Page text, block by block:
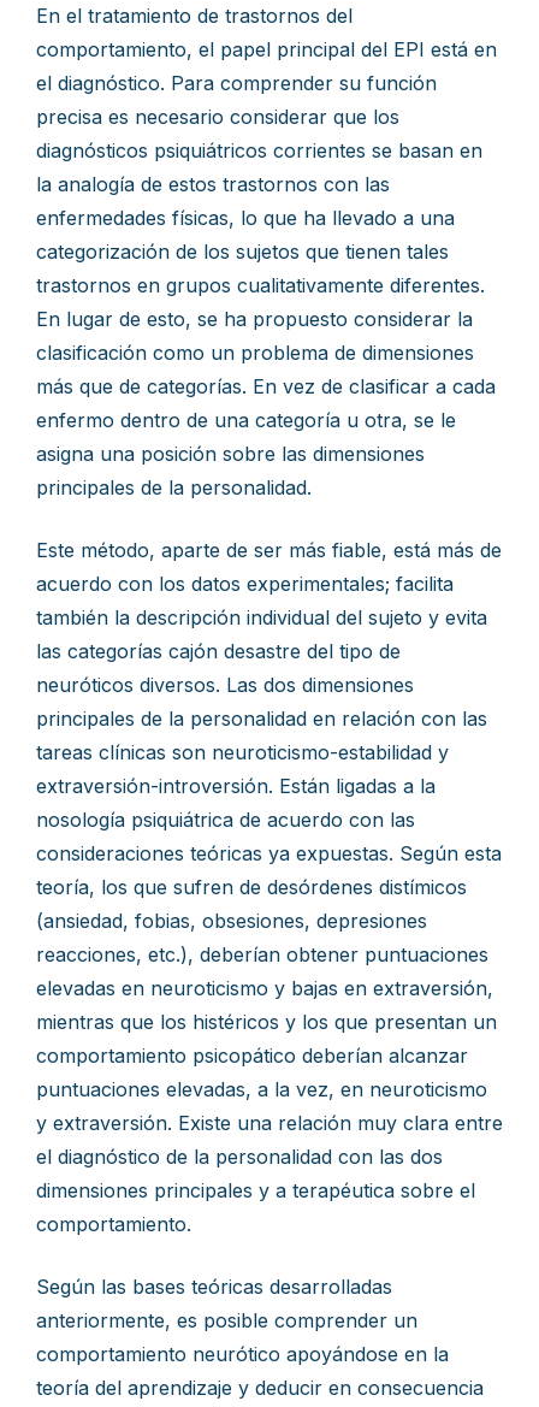
En el tratamiento de trastornos del
comportamiento, el papel principal del EPI está en
el diagnóstico. Para comprender su función
precisa es necesario considerar que los
diagnósticos psiquiátricos corrientes se basan en
la analogía de estos trastornos con las
enfermedades físicas, lo que ha llevado a una
categorización de los sujetos que tienen tales
trastornos en grupos cualitativamente diferentes.
En lugar de esto, se ha propuesto considerar la
clasificación como un problema de dimensiones
más que de categorías. En vez de clasificar a cada
enfermo dentro de una categoría u otra, se le
asigna una posición sobre las dimensiones
principales de la personalidad.
Este método, aparte de ser más fiable, está más de
acuerdo con los datos experimentales; facilita
también la descripción individual del sujeto y evita
las categorías cajón desastre del tipo de
neuróticos diversos. Las dos dimensiones
principales de la personalidad en relación con las
tareas clínicas son neuroticismo-estabilidad y
extraversión-introversión. Están ligadas a la
nosología psiquiátrica de acuerdo con las
consideraciones teóricas ya expuestas. Según esta
teoría, los que sufren de desórdenes distímicos
(ansiedad, fobias, obsesiones, depresiones
reacciones, etc.), deberían obtener puntuaciones
elevadas en neuroticismo y bajas en extraversión,
mientras que los histéricos y los que presentan un
comportamiento psicopático deberían alcanzar
puntuaciones elevadas, a la vez, en neuroticismo
y extraversión. Existe una relación muy clara entre
el diagnóstico de la personalidad con las dos
dimensiones principales y a terapéutica sobre el
comportamiento.
Según las bases teóricas desarrolladas
anteriormente, es posible comprender un
comportamiento neurótico apoyándose en la
teoría del aprendizaje y deducir en consecuencia